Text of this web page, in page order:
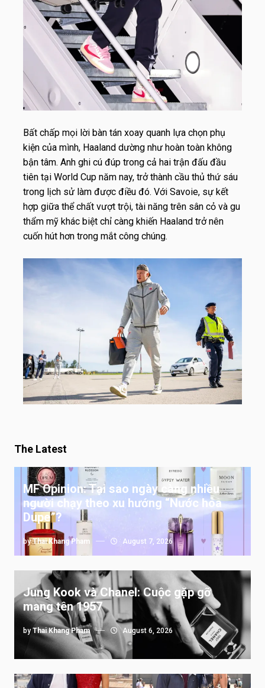
Bất chấp mọi lời bàn tán xoay quanh lựa chọn phụ
kiện của mình, Haaland dường như hoàn toàn không
bận tâm. Anh ghi cú đúp trong cả hai trận đấu đầu
tiên tại World Cup năm nay, trở thành cầu thủ thứ sáu
trong lịch sử làm được điều đó. Với Savoie, sự kết
hợp giữa thể chất vượt trội, tài năng trên sân cỏ và gu
thẩm mỹ khác biệt chỉ càng khiến Haaland trở nên
cuốn hút hơn trong mắt công chúng.
The Latest
MF Opinion: Tại sao ngày càng nhiều
người chạy theo xu hướng “Nước hoa
Dupe”?
byThai Khang Pham August 7, 2026
Jung Kook và Chanel: Cuộc gặp gỡ
mang tên 1957
by Thai Khang Pham August 6, 2026